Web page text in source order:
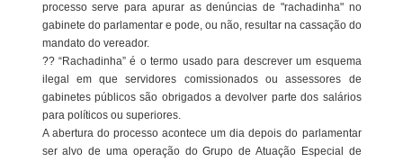
processo serve para apurar as denúncias de "rachadinha" no
gabinete do parlamentar e pode, ou não, resultar na cassação do
mandato do vereador.
?? “Rachadinha” é o termo usado para descrever um esquema
ilegal em que servidores comissionados ou assessores de
gabinetes públicos são obrigados a devolver parte dos salários
para políticos ou superiores.
A abertura do processo acontece um dia depois do parlamentar
ser alvo de uma operação do Grupo de Atuação Especial de